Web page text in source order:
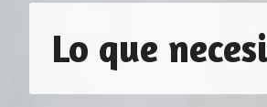
Su tienda
en baños